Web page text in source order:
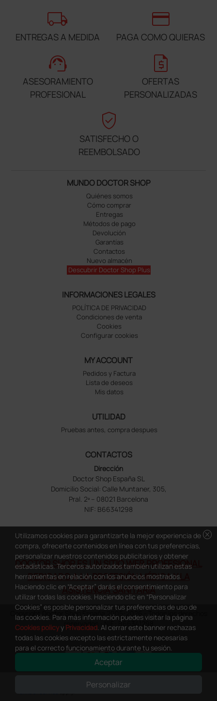
local_shipping
ENTREGAS A MEDIDA
credit_card
PAGA COMO QUIERAS
support_agent
ASESORAMIENTO
PROFESIONAL
request_quote
OFERTAS
PERSONALIZADAS
verified_user
SATISFECHO O
REEMBOLSADO
MUNDO DOCTOR SHOP
Quiénes somos
Cómo comprar
Entregas
Métodos de pago
Devolución
Garantías
Contactos
Nuevo almacén
Descubrir Doctor Shop Plus
INFORMACIONES LEGALES
POLÍTICA DE PRIVACIDAD
Condiciones de venta
Cookies
Configurar cookies
MY ACCOUNT
Pedidos y Factura
Lista de deseos
Mis datos
UTILIDAD
Pruebas antes, compra despues
CONTACTOS
Dirección
Doctor Shop España SL
Domicilio Social: Calle Muntaner, 305,
Pral. 2ª – 08021 Barcelona
NIF: B66341298
DOCTOR SHOP ES UN SITIO WEB PROFESIONAL
DEDICADO A LA PROFESIÓN MÉDICA Y LA
ASISTENCIA SANITARIA
Copyright Doctor Shop España 2005-2026 - Todos los derechos
reservados - NIF.: B66341298
This site is protected by reCAPTCHA and the Google
cancel
Utilizamos cookies para garantizarte la mejor experiencia de
compra, ofrecerte contenidos en línea con tus preferencias,
personalizar nuestros contenidos publicitarios y obtener
estadísticas. Terceros autorizados también utilizan estas
herramientas en relación con los anuncios mostrados.
Haciendo clic en “Aceptar” darás el consentimiento para
utilizar todas las cookies. Haciendo clic en “Personalizar
Cookies” es posible personalizar tus preferencias de uso de
las cookies. Para más información puedes visitar la página
Cookies policyy Privacidad. Al cerrar este banner rechazas
todas las cookies excepto las estrictamente necesarias
para el correcto funcionamiento durante tu sesión.
Aceptar
Personalizar